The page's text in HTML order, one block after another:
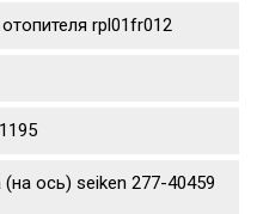
rpl01fr012
ось) seiken 277-40459